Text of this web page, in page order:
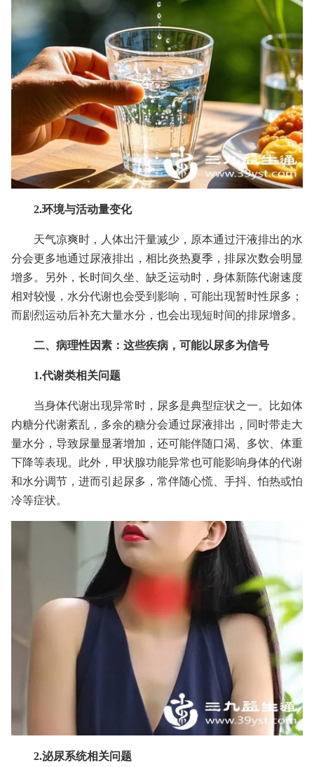
2.环境与活动量变化
天气凉爽时，人体出汗量减少，原本通过汗液排出的水
分会更多地通过尿液排出，相比炎热夏季，排尿次数会明显
增多。另外，长时间久坐、缺乏运动时，身体新陈代谢速度
相对较慢，水分代谢也会受到影响，可能出现暂时性尿多；
而剧烈运动后补充大量水分，也会出现短时间的排尿增多。
二、病理性因素：这些疾病，可能以尿多为信号
1.代谢类相关问题
当身体代谢出现异常时，尿多是典型症状之一。比如体
内糖分代谢紊乱，多余的糖分会通过尿液排出，同时带走大
量水分，导致尿量显著增加，还可能伴随口渴、多饮、体重
下降等表现。此外，甲状腺功能异常也可能影响身体的代谢
和水分调节，进而引起尿多，常伴随心慌、手抖、怕热或怕
冷等症状。
2.泌尿系统相关问题